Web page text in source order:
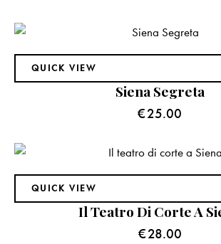
Siena Segreta
€25.00
QUICK VIEW
Il Teatro Di Corte A
€28.00
QUICK VIEW